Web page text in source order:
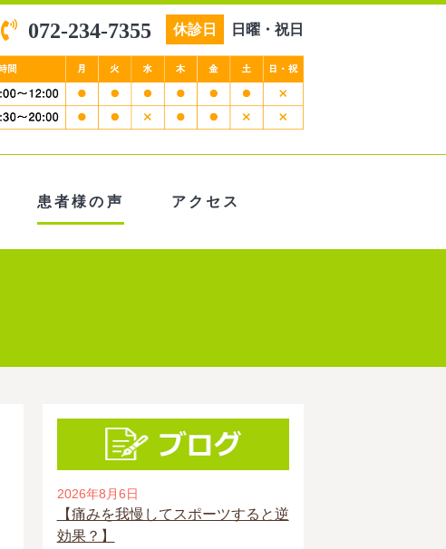
072-234-7355 休診日 日曜・祝日
患者様の声 アクセス
2026年8月6日
【痛みを我慢してスポーツすると逆
効果？】